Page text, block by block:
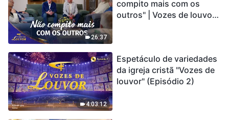
humanidade está
entrando em contagem
26:37
compito mais com os
outros" | Vozes de louvor
4:03:12
Espetáculo de variedades
da igreja cristã "Vozes de
louvor" (Episódio 2)